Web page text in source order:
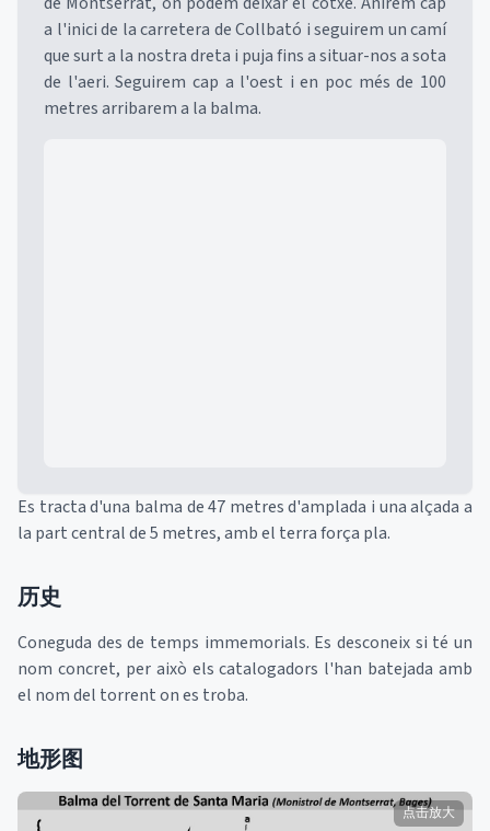
a l'inici de la carretera de Collbató i seguirem un camí
que surt a la nostra dreta i puja fins a situar-nos a sota
de l'aeri. Seguirem cap a l'oest i en poc més de 100
metres arribarem a la balma.
Es tracta d'una balma de 47 metres d'amplada i una alçada a
la part central de 5 metres, amb el terra força pla.
历史
Coneguda des de temps immemorials. Es desconeix si té un
nom concret, per això els catalogadors l'han batejada amb
el nom del torrent on es troba.
地形图
点击放大